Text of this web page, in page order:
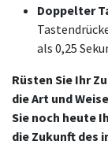
Doppelter
als 0,25
Rüsten Sie Ihr
die Art und
Sie noch heute
die Zukunft des